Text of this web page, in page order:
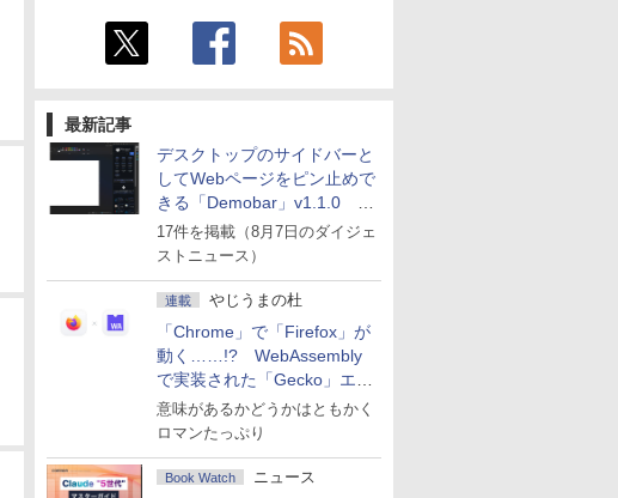
最新記事
デスクトップのサイドバーと
してWebページをピン止めで
きる「Demobar」v1.1.0 ほ
か
17件を掲載（8月7日のダイジェ
ストニュース）
連載 やじうまの杜
「Chrome」で「Firefox」が
動く……!? WebAssembly
で実装された「Gecko」エン
ジン
意味があるかどうかはともかく
ロマンたっぷり
Book Watch ニュース